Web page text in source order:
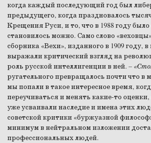
когда каждый последующий год был
предыдущего, когда праздновалось
Крещения Руси, и то, что в 1988 году было
становилось можно. Само слово
сборника «Вехи», изданного в 1909 году,
выражали критический взгляд на
роль русской интеллигенции в ней. –
ругательного превращалось почти что в
мы попали в такое интересное время,
переучиваться и менять какие-то
уже усваивали наследие и имена этих
советской критики «буржуазной
минимум в нейтральном изложении
профессиональных людей.